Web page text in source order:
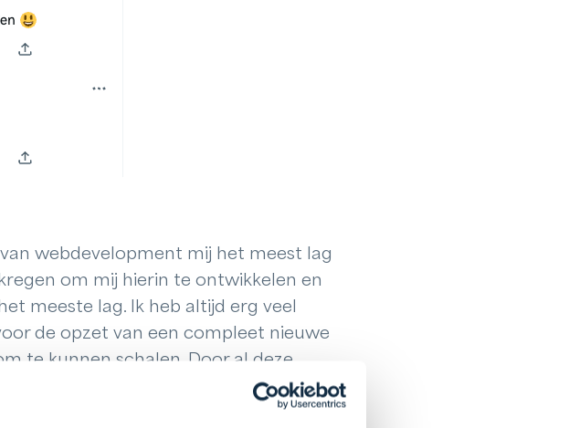
webdevelopment mij het meest lag
om mij hierin te ontwikkelen en
meeste lag. Ik heb altijd erg veel
de opzet van een compleet nieuwe
te kunnen schalen. Door al deze
van de redenen waarom ik het nog
ruimte om nieuwe dingen te leren en